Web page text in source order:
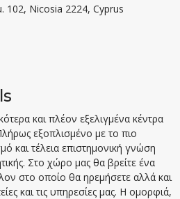
102, Nicosia 2224, Cyprus
και πλέον εξελιγμένα κέντρα
εξοπλισμένο με το πιο
και τέλεια επιστημονική γνώση
Στο χώρο μας θα βρείτε ένα
στο οποίο θα ηρεμήσετε αλλά και
και τις υπηρεσίες μας. Η ομορφιά,